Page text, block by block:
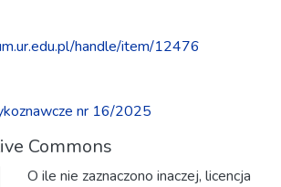
handle/item/12476
nr 16/2025
Commons
O ile nie zaznaczono inaczej, licencja